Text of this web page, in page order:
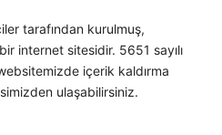
tarafından kurulmuş,
internet sitesidir. 5651 sayılı
içerik kaldırma
ulaşabilirsiniz.